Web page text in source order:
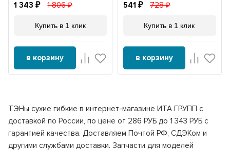
1 343 1 806
Купить в 1 клик
в корзину
541 728
Купить в 1 клик
в корзину
ТЭНы сухие гибкие в интернет-магазине ИТА ГРУПП с
доставкой по России, по цене от 286 РУБ до 1 343 РУБ с
гарантией качества. Доставляем Почтой РФ, СДЭКом и
другими службами доставки. Запчасти для моделей